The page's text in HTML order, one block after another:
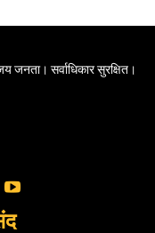
जनता। सर्वाधिकार सुरक्षित।